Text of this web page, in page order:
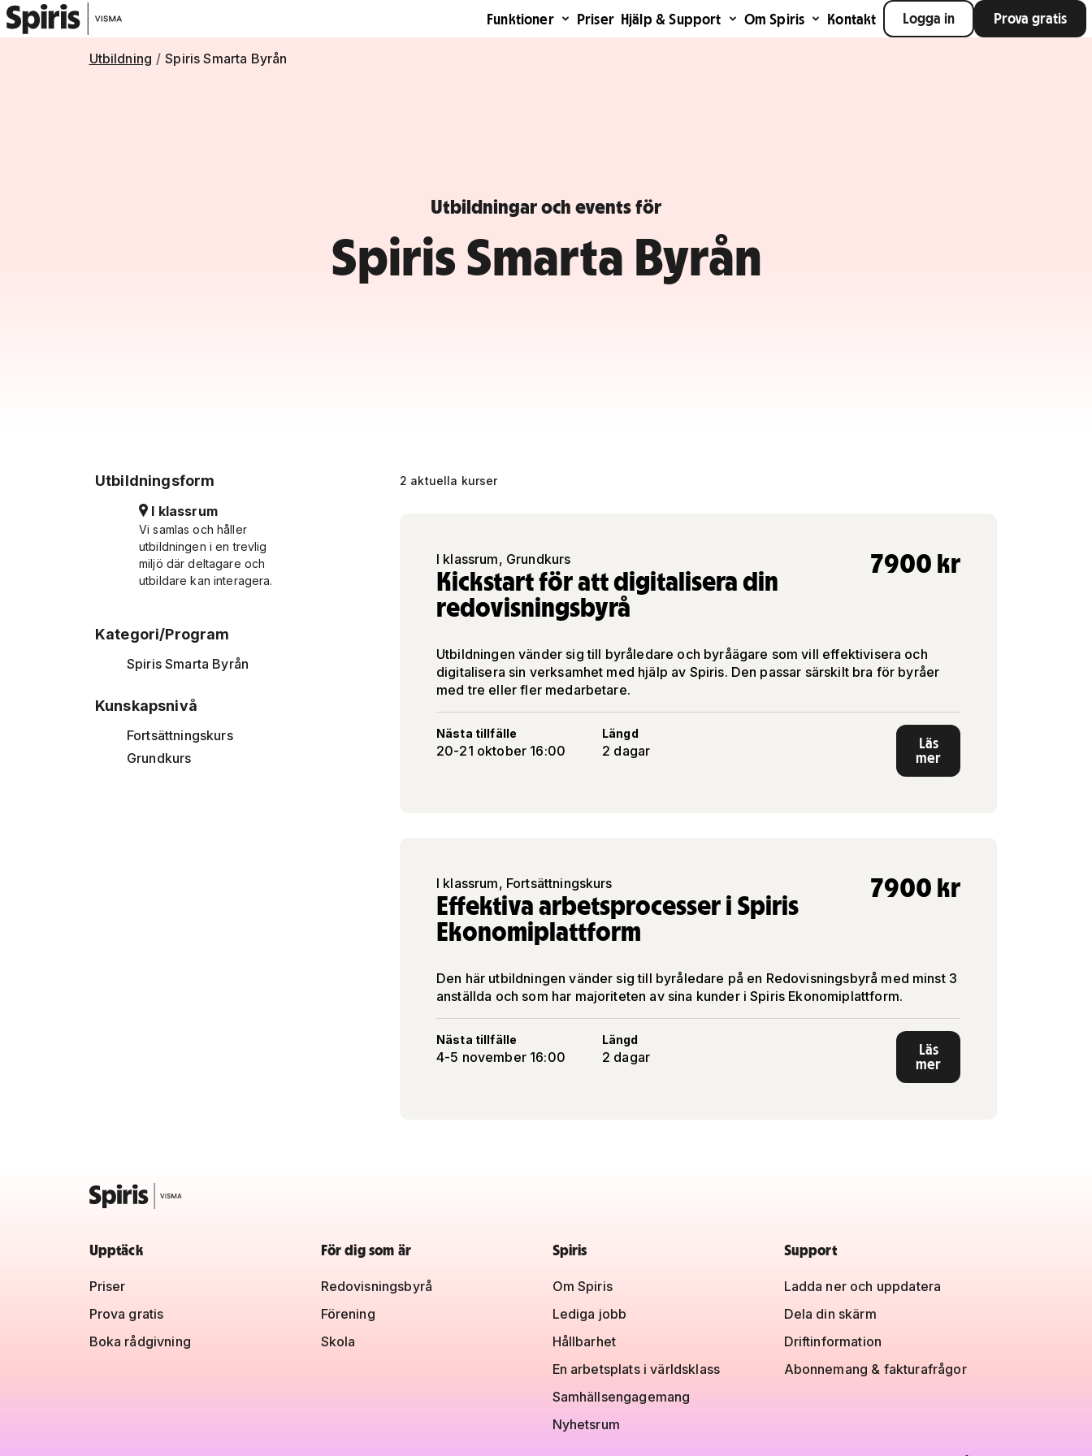
Funktioner Priser Hjälp & Support Om Spiris Kontakt Logga in Prova gratis
Utbildning Spiris Smarta Byrån
Utbildningar och events för
Spiris Smarta Byrån
Utbildningsform
I klassrum
Vi samlas och håller
utbildningen i en trevlig
miljö där deltagare och
utbildare kan interagera.
Kategori/Program
Spiris Smarta Byrån
Kunskapsnivå
Fortsättningskurs
Grundkurs
2 aktuella kurser
I klassrum, Grundkurs
Kickstart för att digitalisera din
redovisningsbyrå
7900 kr
Utbildningen vänder sig till byråledare och byråägare som vill effektivisera och
digitalisera sin verksamhet med hjälp av Spiris. Den passar särskilt bra för byråer
med tre eller fler medarbetare.
Nästa tillfälle
20-21 oktober 16:00
Längd
2 dagar Läs
mer
I klassrum, Fortsättningskurs
Effektiva arbetsprocesser i Spiris
Ekonomiplattform
7900 kr
Den här utbildningen vänder sig till byråledare på en Redovisningsbyrå med minst 3
anställda och som har majoriteten av sina kunder i Spiris Ekonomiplattform.
Nästa tillfälle
4-5 november 16:00
Längd
2 dagar Läs
mer
Upptäck
Priser
Prova gratis
Boka rådgivning
För dig som är
Redovisningsbyrå
Förening
Skola
Spiris
Om Spiris
Lediga jobb
Hållbarhet
En arbetsplats i världsklass
Samhällsengagemang
Nyhetsrum
Support
Ladda ner och uppdatera
Dela din skärm
Driftinformation
Abonnemang & fakturafrågor